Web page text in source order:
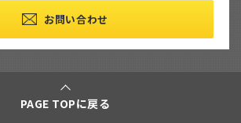
お問い合わせ
PAGE TOPに戻る